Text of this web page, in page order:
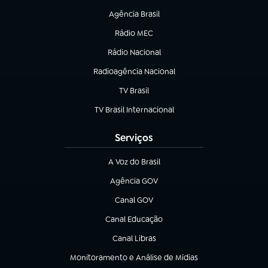
Agência Brasil
(abre em nova aba)
Rádio MEC
Rádio Nacional
(abre em nova aba)
Radioagência Nacional
(abre em nova aba)
TV Brasil
(abre em nova aba)
TV Brasil Internacional
(abre em nova aba)
Serviços
A Voz do Brasil
(abre em nova aba)
Agência GOV
(abre em nova aba)
Canal GOV
(abre em nova aba)
Canal Educação
(abre em nova aba)
Canal Libras
(abre em nova aba)
Monitoramento e Análise de Mídias
(abre em nova aba)